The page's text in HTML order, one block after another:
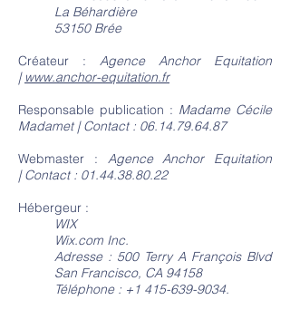
La Béhardière
53150 Brée
Créateur : Agence Anchor Equitation
| www.anchor-equitation.fr
Responsable publication : Madame Cécile
Madamet | Contact : 06.14.79.64.87
Webmaster : Agence Anchor Equitation
| Contact : 01.44.38.80.22
Hébergeur :
WIX
Wix.com Inc.
Adresse : 500 Terry A François Blvd
San Francisco, CA 94158
Téléphone : +1 415-639-9034.